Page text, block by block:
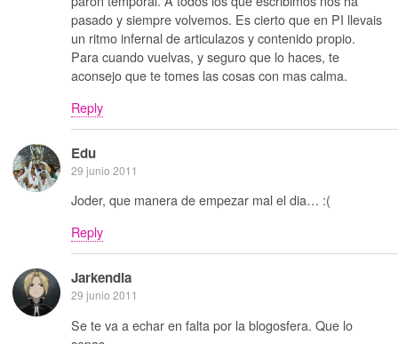
pasado y siempre volvemos. Es cierto que en PI llevais
un ritmo infernal de articulazos y contenido propio.
Para cuando vuelvas, y seguro que lo haces, te
aconsejo que te tomes las cosas con mas calma.
Reply
Edu
29 junio 2011
Joder, que manera de empezar mal el dia… :(
Reply
Jarkendia
29 junio 2011
Se te va a echar en falta por la blogosfera. Que lo